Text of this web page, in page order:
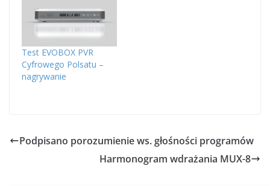
Test EVOBOX PVR
Cyfrowego Polsatu –
nagrywanie
Podpisano porozumienie ws. głośności programów
Harmonogram wdrażania MUX-8